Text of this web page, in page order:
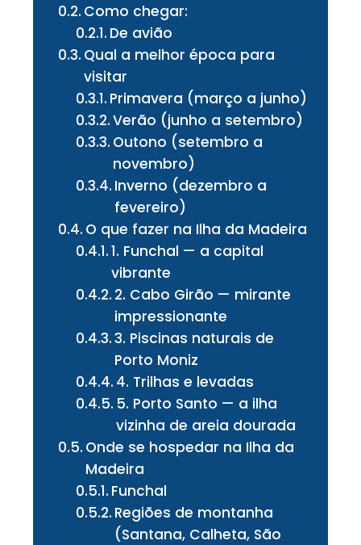
Como chegar:
De avião
Qual a melhor época para
visitar
Primavera (março a junho)
Verão (junho a setembro)
Outono (setembro a
novembro)
Inverno (dezembro a
fevereiro)
O que fazer na Ilha da Madeira
1. Funchal — a capital
vibrante
2. Cabo Girão — mirante
impressionante
3. Piscinas naturais de
Porto Moniz
4. Trilhas e levadas
5. Porto Santo — a ilha
vizinha de areia dourada
Onde se hospedar na Ilha da
Madeira
Funchal
Regiões de montanha
(Santana, Calheta, São